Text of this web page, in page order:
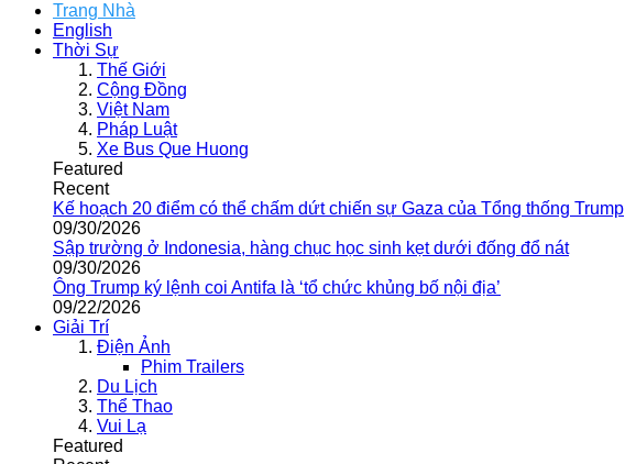
Trang Nhà
English
Thời Sự
Thế Giới
Cộng Đồng
Việt Nam
Pháp Luật
Xe Bus Que Huong
Featured
Recent
Kế hoạch 20 điểm có thể chấm dứt chiến sự Gaza của Tổng thống Trump
09/30/2026
Sập trường ở Indonesia, hàng chục học sinh kẹt dưới đống đổ nát
09/30/2026
Ông Trump ký lệnh coi Antifa là ‘tổ chức khủng bố nội địa’
09/22/2026
Giải Trí
Điện Ảnh
Phim Trailers
Du Lịch
Thể Thao
Vui Lạ
Featured